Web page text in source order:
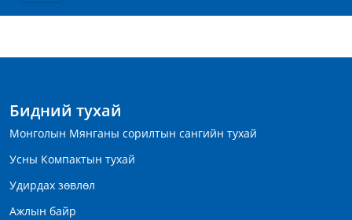
Бидний тухай
Монголын Мянганы сорилтын сангийн тухай
Усны Компактын тухай
Удирдах зөвлөл
Ажлын байр